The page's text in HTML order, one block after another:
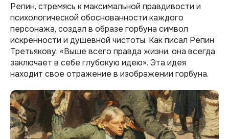
Репин, стремясь к максимальной правдивости и
психологической обоснованности каждого
персонажа, создал в образе горбуна символ
искренности и душевной чистоты. Как писал Репин
Третьякову: «Выше всего правда жизни, она всегда
заключает в себе глубокую идею». Эта идея
находит свое отражение в изображении горбуна.